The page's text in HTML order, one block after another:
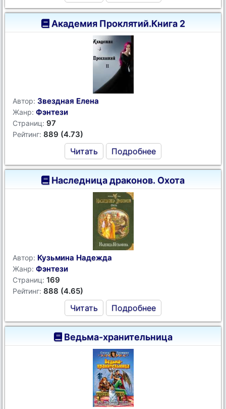
Академия Проклятий.Книга 2
Автор: Звездная Елена
Жанр: Фэнтези
Страниц: 97
Рейтинг: 889 (4.73)
Читать Подробнее
Наследница драконов. Охота
Автор: Кузьмина Надежда
Жанр: Фэнтези
Страниц: 169
Рейтинг: 888 (4.65)
Читать Подробнее
Ведьма-хранительница